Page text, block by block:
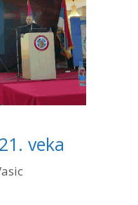
veka